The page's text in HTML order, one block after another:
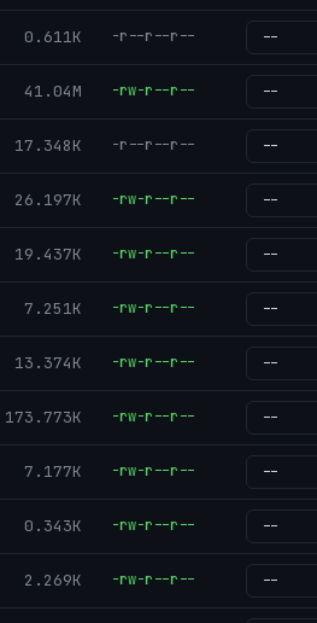
0.611K -r--r--r--
41.04M -rw-r--r--
17.348K -r--r--r--
26.197K -rw-r--r--
19.437K -rw-r--r--
7.251K -rw-r--r--
13.374K -rw-r--r--
173.773K -rw-r--r--
7.177K -rw-r--r--
0.343K -rw-r--r--
2.269K -rw-r--r--